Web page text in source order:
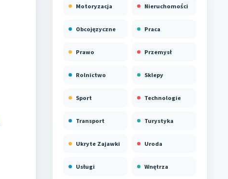
Motoryzacja Nieruchomości
Obcojęzyczne Praca
Prawo Przemysł
Rolnictwo Sklepy
Sport Technologie
Transport Turystyka
Ukryte Zajawki Uroda
Usługi Wnętrza